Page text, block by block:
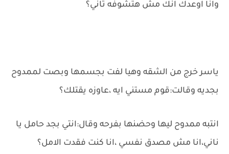
وانا اوعدك انك مش هتشوفه تاني؟
ياسر خرج من الشقه وهيا لفت بجسمها وبصت لممدوح
بجديه وقالت:قوم مستني ايه ،عاوزه يقتلك؟
انتبه ممدوح ليها وحضنها بفرحه وقال:انتي بجد حامل يا
ناني،انا مش مصدق نفسي ،انا كنت فقدت الامل؟